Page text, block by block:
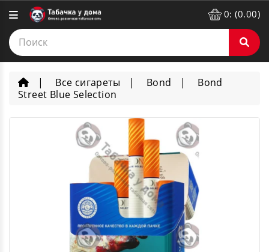
0: (0.00)
Все сигареты Bond
Bond
Street Blue Selection